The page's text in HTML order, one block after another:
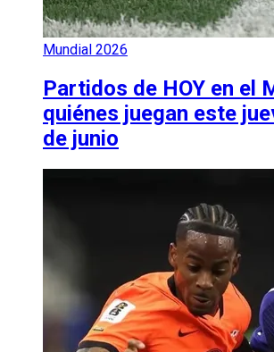
Mundial 2026
Partidos de HOY en el
quiénes juegan este
de junio